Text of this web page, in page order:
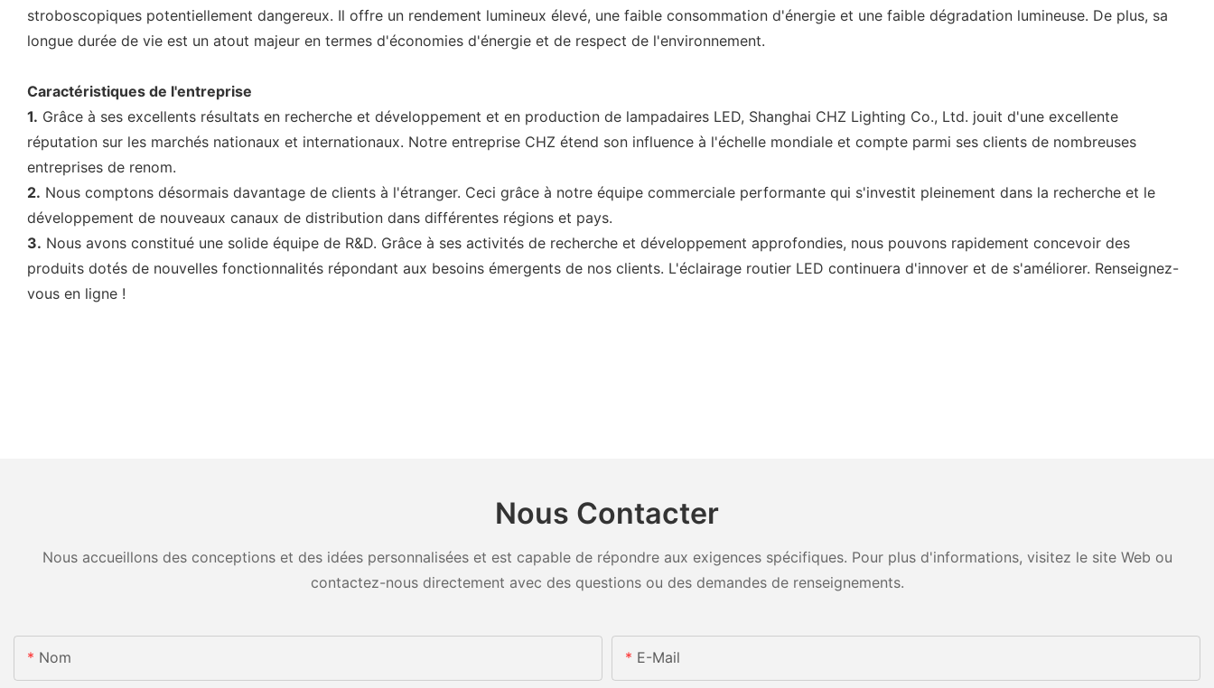
stroboscopiques potentiellement dangereux. Il offre un rendement lumineux élevé, une faible consommation d'énergie et une faible dégradation lumineuse. De plus, sa
longue durée de vie est un atout majeur en termes d'économies d'énergie et de respect de l'environnement.
Caractéristiques de l'entreprise
1. Grâce à ses excellents résultats en recherche et développement et en production de lampadaires LED, Shanghai CHZ Lighting Co., Ltd. jouit d'une excellente
réputation sur les marchés nationaux et internationaux. Notre entreprise CHZ étend son influence à l'échelle mondiale et compte parmi ses clients de nombreuses
entreprises de renom.
2. Nous comptons désormais davantage de clients à l'étranger. Ceci grâce à notre équipe commerciale performante qui s'investit pleinement dans la recherche et le
développement de nouveaux canaux de distribution dans différentes régions et pays.
3. Nous avons constitué une solide équipe de R&D. Grâce à ses activités de recherche et développement approfondies, nous pouvons rapidement concevoir des
produits dotés de nouvelles fonctionnalités répondant aux besoins émergents de nos clients. L'éclairage routier LED continuera d'innover et de s'améliorer. Renseignez-
vous en ligne !
Nous Contacter
Nous accueillons des conceptions et des idées personnalisées et est capable de répondre aux exigences spécifiques. Pour plus d'informations, visitez le site Web ou
contactez-nous directement avec des questions ou des demandes de renseignements.
Nom E-Mail